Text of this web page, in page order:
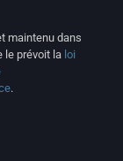
maintenu dans
le prévoit la loi
.